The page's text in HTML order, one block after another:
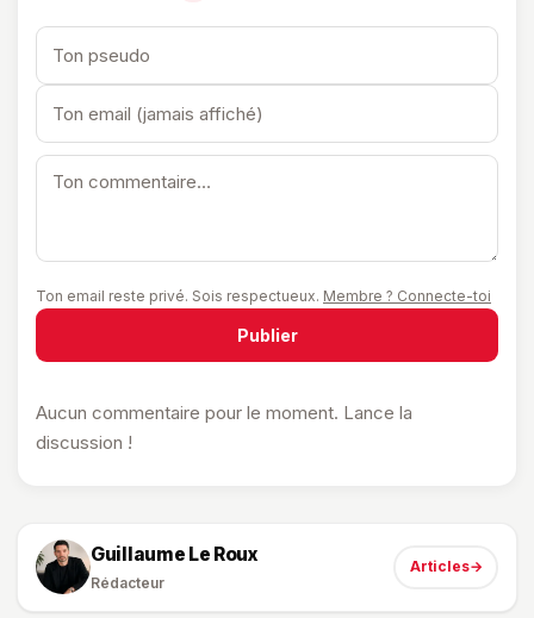
Ton email reste privé. Sois respectueux. Membre ? Connecte-toi
Publier
Aucun commentaire pour le moment. Lance la
discussion !
Guillaume Le Roux
Rédacteur
Articles→